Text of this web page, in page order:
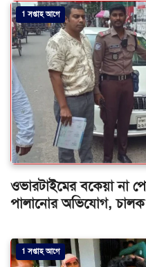
1 সপ্তাহ আগে
ওভারটাইমের বকেয়া না
পালানোর অভিযোগ, চালক
1 সপ্তাহ আগে